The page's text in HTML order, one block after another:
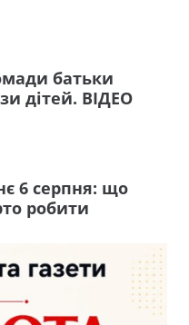
батьки
дітей. ВІДЕО
6 серпня: що
робити